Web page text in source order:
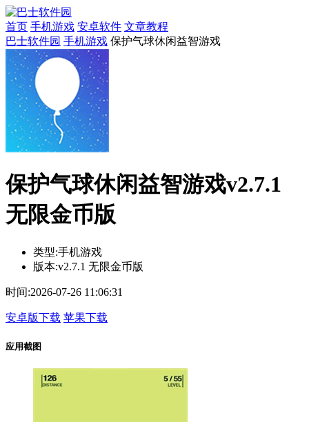
首页 手机游戏 安卓软件 文章教程
巴士软件园 手机游戏 保护气球休闲益智游戏
保护气球休闲益智游戏v2.7.1
无限金币版
类型:手机游戏
版本:v2.7.1 无限金币版
时间:2026-07-26 11:06:31
安卓版下载 苹果下载
应用截图